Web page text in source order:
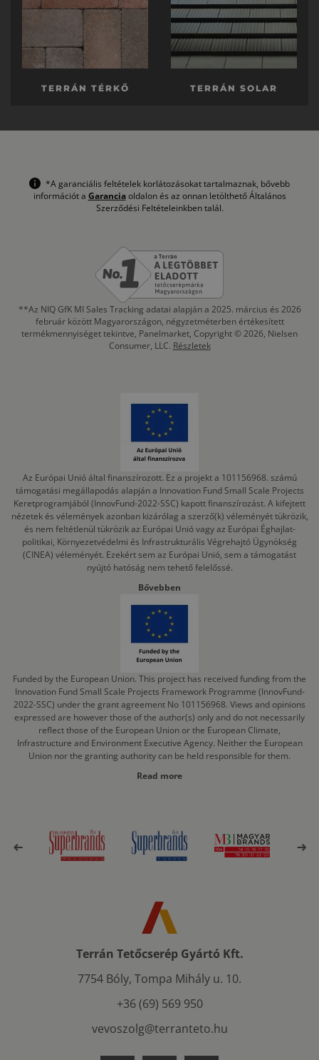
TERRÁN TÉRKŐ TERRÁN SOLAR
*A garanciális feltételek korlátozásokat tartalmaznak, bővebb
információt a Garanciaoldalon és az onnan letölthető Általános
Szerződési Feltételeinkben talál.
**Az NIQ GfK MI Sales Tracking adatai alapján a 2025. március és 2026
február között Magyarországon, négyzetméterben értékesített
termékmennyiséget tekintve, Panelmarket, Copyright © 2026, Nielsen
Consumer, LLC. Részletek
Az Európai Unió által finanszírozott. Ez a projekt a 101156968. számú
támogatási megállapodás alapján a Innovation Fund Small Scale Projects
Keretprogramjából (InnovFund-2022-SSC) kapott finanszírozást. A kifejtett
nézetek és vélemények azonban kizárólag a szerző(k) véleményét tükrözik,
és nem feltétlenül tükrözik az Európai Unió vagy az Európai Éghajlat-
politikai, Környezetvédelmi és Infrastrukturális Végrehajtó Ügynökség
(CINEA) véleményét. Ezekért sem az Európai Unió, sem a támogatást
nyújtó hatóság nem tehető felelőssé.
Bővebben
Funded by the European Union. This project has received funding from the
Innovation Fund Small Scale Projects Framework Programme (InnovFund-
2022-SSC) under the grant agreement No 101156968. Views and opinions
expressed are however those of the author(s) only and do not necessarily
reflect those of the European Union or the European Climate,
Infrastructure and Environment Executive Agency. Neither the European
Union nor the granting authority can be held responsible for them.
Read more
Terrán Tetőcserép Gyártó Kft.
7754 Bóly, Tompa Mihály u. 10.
+36 (69) 569 950
vevoszolg@terranteto.hu